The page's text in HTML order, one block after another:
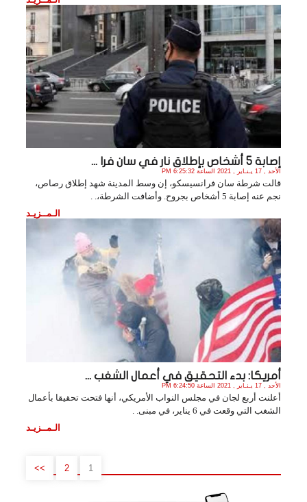
إصابة 5 أشخاص بإطلاق نار في سان فرا ...
الأحد , 17 يـنـاير , 2021 الساعة 6:25:32 PM
قالت شرطة سان فرانسيسكو، إن وسط المدينة شهد إطلاق رصاص،
نجم عنه إصابة 5 أشخاص بجروح. وأضافت الشرطة،. .
الـمــزيـد
أمريكا: بدء التحقيق في أعمال الشغب ...
الأحد , 17 يـنـاير , 2021 الساعة 6:24:50 PM
أعلنت أربع لجان في مجلس النواب الأمريكي، أنها فتحت تحقيقا بأعمال
الشغب التي وقعت في 6 يناير، في مبنى. .
الـمــزيـد
1
2
>>